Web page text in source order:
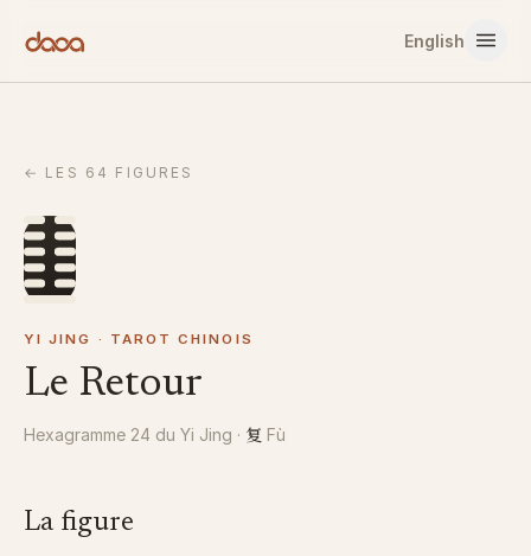
English
← LES 64 FIGURES
YI JING · TAROT CHINOIS
Le Retour
Hexagramme 24 du Yi Jing · 复 Fù
La figure